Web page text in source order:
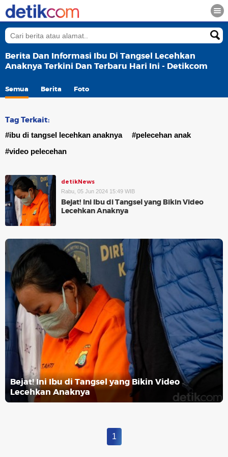
Berita Dan Informasi Ibu Di Tangsel Lecehkan
Anaknya Terkini Dan Terbaru Hari Ini - Detikcom
Semua Berita Foto
Tag Terkait:
#ibu di tangsel lecehkan anaknya
#pelecehan anak
#video pelecehan
detikNews
Rabu, 05 Jun 2024 15:49 WIB
Bejat! Ini Ibu di Tangsel yang Bikin Video
Lecehkan Anaknya
Bejat! Ini Ibu di Tangsel yang Bikin Video
Lecehkan Anaknya
1